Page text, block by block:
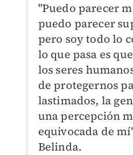
"Puedo parecer
puedo parecer
pero soy todo lo
lo que pasa es
los seres
de protegernos
lastimados, la
una percepción
equivocada de
Belinda.